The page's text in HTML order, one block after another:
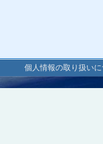
個人情報の取り扱い